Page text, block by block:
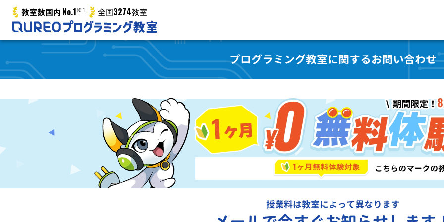
教室数国内 No.1※1 全国3274教室
プログラミング教室に関するお問い合わせ
授業料は教室によって異なります